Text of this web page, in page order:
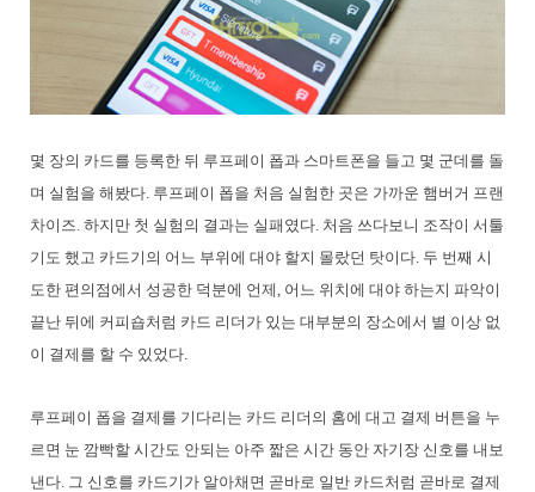
몇 장의 카드를 등록한 뒤 루프페이 폽과 스마트폰을 들고 몇 군데를 돌
며 실험을 해봤다. 루프페이 폽을 처음 실험한 곳은 가까운 햄버거 프랜
차이즈. 하지만 첫 실험의 결과는 실패였다. 처음 쓰다보니 조작이 서툴
기도 했고 카드기의 어느 부위에 대야 할지 몰랐던 탓이다. 두 번째 시
도한 편의점에서 성공한 덕분에 언제, 어느 위치에 대야 하는지 파악이
끝난 뒤에 커피숍처럼 카드 리더가 있는 대부분의 장소에서 별 이상 없
이 결제를 할 수 있었다.
루프페이 폽을 결제를 기다리는 카드 리더의 홈에 대고 결제 버튼을 누
르면 눈 깜빡할 시간도 안되는 아주 짧은 시간 동안 자기장 신호를 내보
낸다. 그 신호를 카드기가 알아채면 곧바로 일반 카드처럼 곧바로 결제